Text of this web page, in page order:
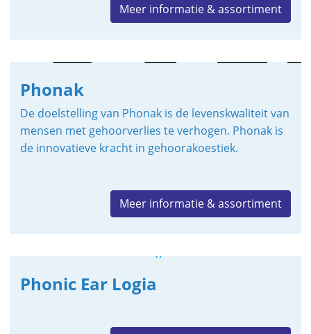
Meer informatie & assortiment
Phonak
De doelstelling van Phonak is de levenskwaliteit van
mensen met gehoorverlies te verhogen. Phonak is
de innovatieve kracht in gehoorakoestiek.
Meer informatie & assortiment
Phonic Ear Logia